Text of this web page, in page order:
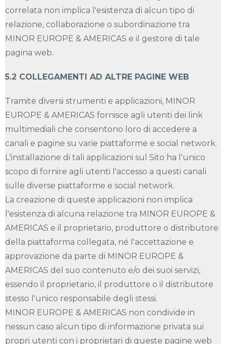
correlata non implica l'esistenza di alcun tipo di
relazione, collaborazione o subordinazione tra
MINOR EUROPE & AMERICAS e il gestore di tale
pagina web.
5.2 COLLEGAMENTI AD ALTRE PAGINE WEB
Tramite diversi strumenti e applicazioni, MINOR
EUROPE & AMERICAS fornisce agli utenti dei link
multimediali che consentono loro di accedere a
canali e pagine su varie piattaforme e social network.
L'installazione di tali applicazioni sul Sito ha l'unico
scopo di fornire agli utenti l'accesso a questi canali
sulle diverse piattaforme e social network.
La creazione di queste applicazioni non implica
l'esistenza di alcuna relazione tra MINOR EUROPE &
AMERICAS e il proprietario, produttore o distributore
della piattaforma collegata, né l'accettazione e
approvazione da parte di MINOR EUROPE &
AMERICAS del suo contenuto e/o dei suoi servizi,
essendo il proprietario, il produttore o il distributore
stesso l'unico responsabile degli stessi.
MINOR EUROPE & AMERICAS non condivide in
nessun caso alcun tipo di informazione privata sui
propri utenti con i proprietari di queste pagine web